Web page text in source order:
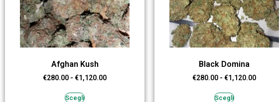
Afghan Kush
€280.00 - €1,120.00
Scegli
Black Domina
€280.00 - €1,120.00
Scegli